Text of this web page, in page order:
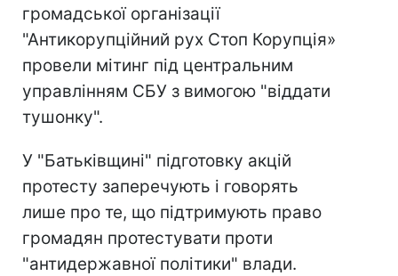
громадської організації
"Антикорупційний рух Стоп Корупція»
провели мітинг під центральним
управлінням СБУ з вимогою "віддати
тушонку".
У "Батьківщині" підготовку акцій
протесту заперечують і говорять
лише про те, що підтримують право
громадян протестувати проти
"антидержавної політики" влади.